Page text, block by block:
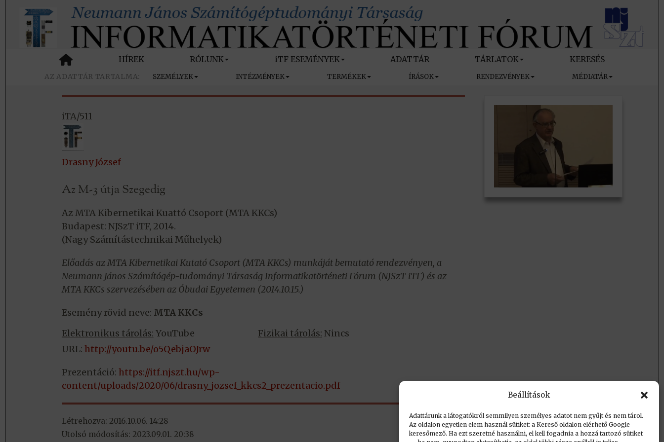
Beállítások
Adattárunk a látogatókról semmilyen személyes adatot nem gyűjt és nem tárol.
Az oldalon egyetlen elem használ sütiket: a Kereső oldalon elérhető Google
keresőmező. Ha ezt szeretné használni, el kell fogadnia a hozzá tartozó sütiket
HÍREK RÓLUNK iTF ESEMÉNYEK ADATTÁR TÁRLATOK KERESÉS
SZEMÉLYEK INTÉZMÉNYEK TERMÉKEK ÍRÁSOK RENDEZVÉNYEK MÉDIATÁR
iTA/511
Drasny József
Az M-3 útja Szegedig
Az MTA Kibernetikai Kuattó Csoport (MTA KKCs)
Budapest: NJSzT iTF, 2014.
(Nagy Számítástechnikai Műhelyek)
Előadás az MTA Kibernetikai Kutató Csoport (MTA KKCs) munkáját bemutató rendezvényen, a
Neumann János Számítógép-tudományi Társaság Informatikatörténeti Fórum (NJSzT iTF) és az
MTA KKCs szervezésében az Óbudai Egyetemen (2014.10.15.)
Esemény rövid neve: MTA KKCs
Elektronikus tárolás: YouTube
URL: http://youtu.be/o5QebjaOJrw
Fizikai tárolás: Nincs
Prezentáció: https://itf.njszt.hu/wp-
content/uploads/2020/06/drasny_jozsef_kkcs2_prezentacio.pdf
Létrehozva: 2016.10.06. 14:28
Utolsó módosítás: 2023.09.01. 20:38